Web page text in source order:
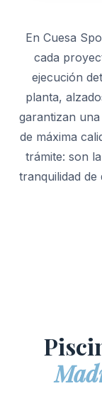
En Cuesa
cada
ejecución
planta,
garantizan
de máxima
trámite: son
tranquilidad